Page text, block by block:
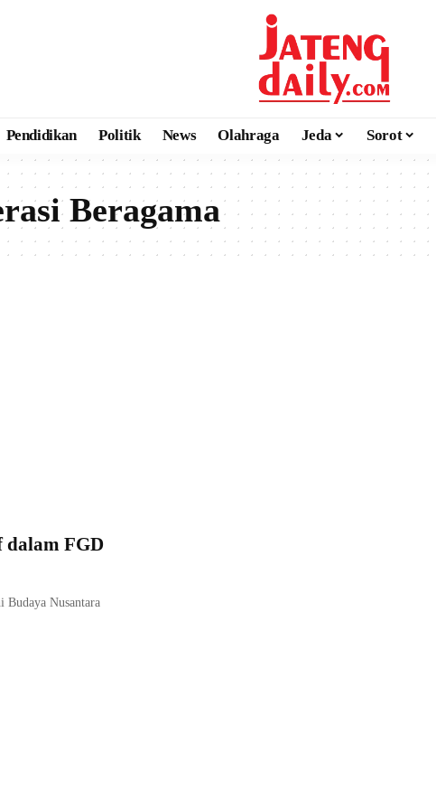
Pendidikan Politik News Olahraga Jeda Sorot
Beragama
dalam FGD
Nusantara